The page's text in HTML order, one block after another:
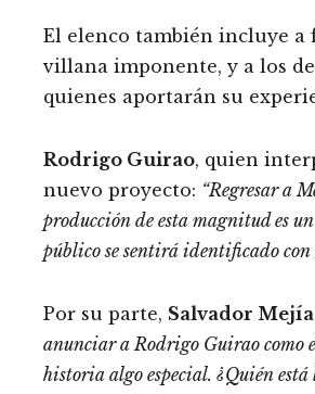
El elenco también incluye a
villana imponente, y a los
quienes aportarán su
Rodrigo Guirao, quien
nuevo proyecto: “Regresar a
producción de esta magnitud es
público se sentirá identificado con
Por su parte, Salvador Mejía
anunciar a Rodrigo Guirao como
historia algo especial. ¿Quién está